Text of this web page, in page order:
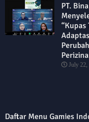
PT.
July 22,
Daftar Menu Gamies